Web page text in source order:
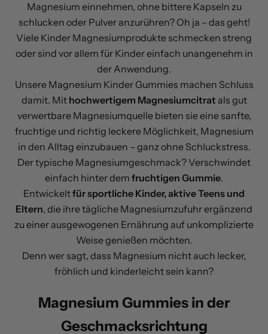
Magnesium einnehmen, ohne bittere Kapseln zu
schlucken oder Pulver anzurühren? Oh ja – das geht!
Viele Kinder Magnesiumprodukte schmecken streng
oder sind vor allem für Kinder einfach unangenehm in
der Anwendung.
Unsere Magnesium Kinder Gummies machen Schluss
damit. Mit hochwertigem Magnesiumcitrat als gut
verwertbare Magnesiumquelle bieten sie eine sanfte,
fruchtige und richtig leckere Möglichkeit, Magnesium
in den Alltag einzubauen – ganz ohne Schluckstress.
Der typische Magnesiumgeschmack? Verschwindet
einfach hinter dem fruchtigen Gummie.
Entwickeltfür sportliche Kinder, aktive Teens und
Eltern, die ihre tägliche Magnesiumzufuhr ergänzend
zu einer ausgewogenen Ernährung auf unkomplizierte
Weise genießen möchten.
Denn wer sagt, dass Magnesium nicht auch lecker,
fröhlich und kinderleicht sein kann?
Magnesium Gummies in der
Geschmacksrichtung